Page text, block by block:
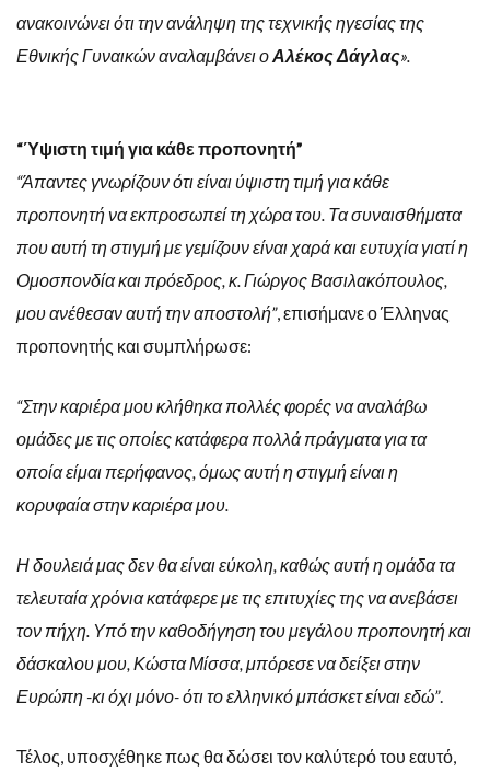
ανακοινώνει ότι την ανάληψη της τεχνικής ηγεσίας της
Εθνικής Γυναικών αναλαμβάνει ο Αλέκος Δάγλας».
“Ύψιστη τιμή για κάθε προπονητή”
“Άπαντες γνωρίζουν ότι είναι ύψιστη τιμή για κάθε
προπονητή να εκπροσωπεί τη χώρα του. Τα συναισθήματα
που αυτή τη στιγμή με γεμίζουν είναι χαρά και ευτυχία γιατί η
Ομοσπονδία και πρόεδρος, κ. Γιώργος Βασιλακόπουλος,
μου ανέθεσαν αυτή την αποστολή”, επισήμανε ο Έλληνας
προπονητής και συμπλήρωσε:
“Στην καριέρα μου κλήθηκα πολλές φορές να αναλάβω
ομάδες με τις οποίες κατάφερα πολλά πράγματα για τα
οποία είμαι περήφανος, όμως αυτή η στιγμή είναι η
κορυφαία στην καριέρα μου.
Η δουλειά μας δεν θα είναι εύκολη, καθώς αυτή η ομάδα τα
τελευταία χρόνια κατάφερε με τις επιτυχίες της να ανεβάσει
τον πήχη. Υπό την καθοδήγηση του μεγάλου προπονητή και
δάσκαλου μου, Κώστα Μίσσα, μπόρεσε να δείξει στην
Ευρώπη -κι όχι μόνο- ότι το ελληνικό μπάσκετ είναι εδώ”.
Τέλος, υποσχέθηκε πως θα δώσει τον καλύτερό του εαυτό,